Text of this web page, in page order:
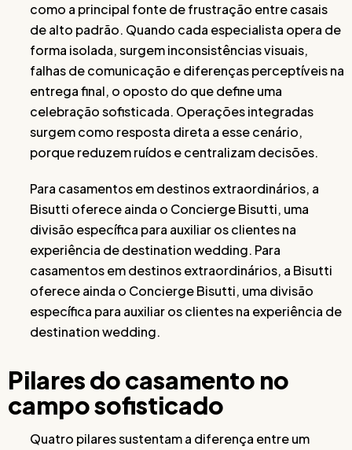
como a principal fonte de frustração entre casais
de alto padrão. Quando cada especialista opera de
forma isolada, surgem inconsistências visuais,
falhas de comunicação e diferenças perceptíveis na
entrega final, o oposto do que define uma
celebração sofisticada. Operações integradas
surgem como resposta direta a esse cenário,
porque reduzem ruídos e centralizam decisões.
Para casamentos em destinos extraordinários, a
Bisutti oferece ainda o Concierge Bisutti, uma
divisão específica para auxiliar os clientes na
experiência de destination wedding. Para
casamentos em destinos extraordinários, a Bisutti
oferece ainda o Concierge Bisutti, uma divisão
específica para auxiliar os clientes na experiência de
destination wedding.
Pilares do casamento no
campo sofisticado
Quatro pilares sustentam a diferença entre um